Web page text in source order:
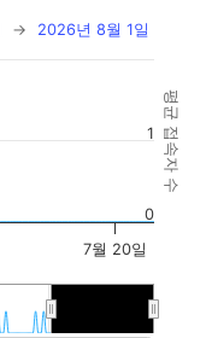
평균 접속자 수
→ 2026년 8월 1일
7월 20일
2026년
2026년
0
1